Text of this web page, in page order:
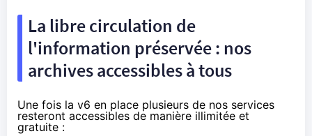
La libre circulation de
l'information préservée : nos
archives accessibles à tous
Une fois la v6 en place plusieurs de nos services
resteront accessibles de manière illimitée et
gratuite :